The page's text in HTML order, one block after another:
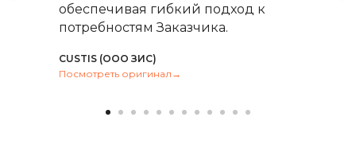
обеспечивая гибкий подход к
потребностям Заказчика.
CUSTIS (ООО ЗИС)
Посмотреть оригинал→